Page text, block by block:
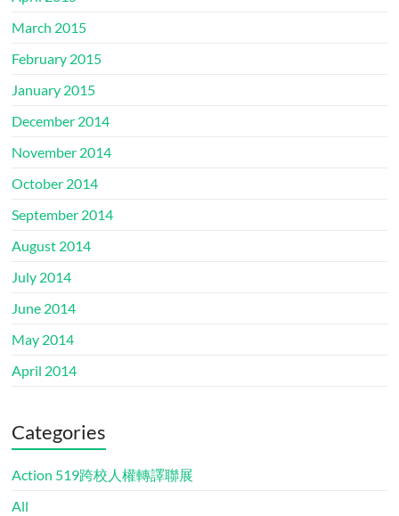
March 2015
February 2015
January 2015
December 2014
November 2014
October 2014
September 2014
August 2014
July 2014
June 2014
May 2014
April 2014
Categories
Action 519跨校人權轉譯聯展
All